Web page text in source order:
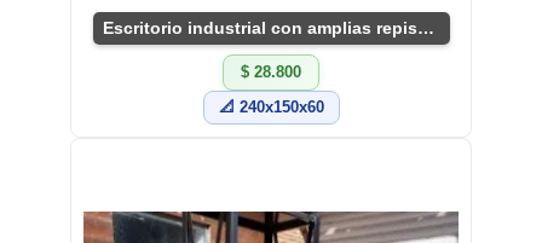
Escritorio industrial con amplias repisas integradas.
$ 28.800
📐 240x150x60